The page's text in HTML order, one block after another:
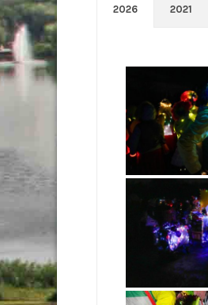
2026 2021